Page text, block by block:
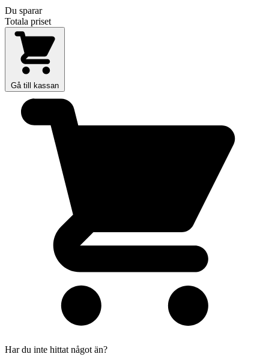
Du sparar
Totala priset
Gå till kassan
Har du inte hittat något än?